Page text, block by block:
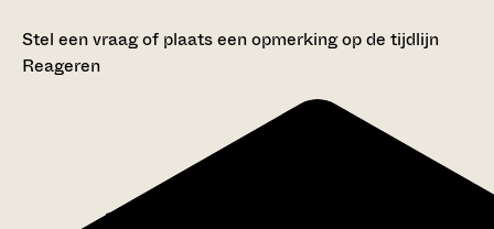
Stel een vraag of plaats een opmerking op de tijdlijn
Reageren